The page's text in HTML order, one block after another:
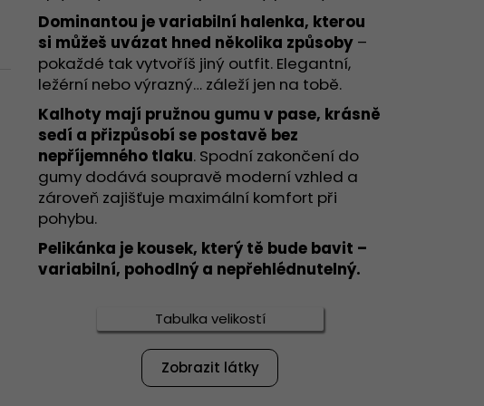
Dominantou je variabilní halenka, kterou
si můžeš uvázat hned několika způsoby –
pokaždé tak vytvoříš jiný outfit. Elegantní,
ležérní nebo výrazný… záleží jen na tobě.
Kalhoty mají pružnou gumu v pase, krásně
sedí a přizpůsobí se postavě bez
nepříjemného tlaku. Spodní zakončení do
gumy dodává soupravě moderní vzhled a
zároveň zajišťuje maximální komfort při
pohybu.
Pelikánka je kousek, který tě bude bavit –
variabilní, pohodlný a nepřehlédnutelný.
Tabulka velikostí
Zobrazit látky
SOUPRAVA SUNY